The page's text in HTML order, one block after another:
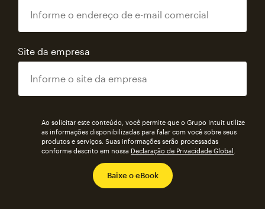
Site da empresa
Ao solicitar este conteúdo, você permite que o Grupo Intuit utilize
as informações disponibilizadas para falar com você sobre seus
produtos e serviços. Suas informações serão processadas
conforme descrito em nossa Declaração de Privacidade Global